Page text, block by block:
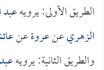
الطريق الأولى: يرويهعبد
الزهريعنعروةعن
والطريق الثانية: يرويه